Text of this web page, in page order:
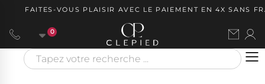
FAITES-VOUS PLAISIR AVEC LE PAIEMENT EN 4X SANS
0